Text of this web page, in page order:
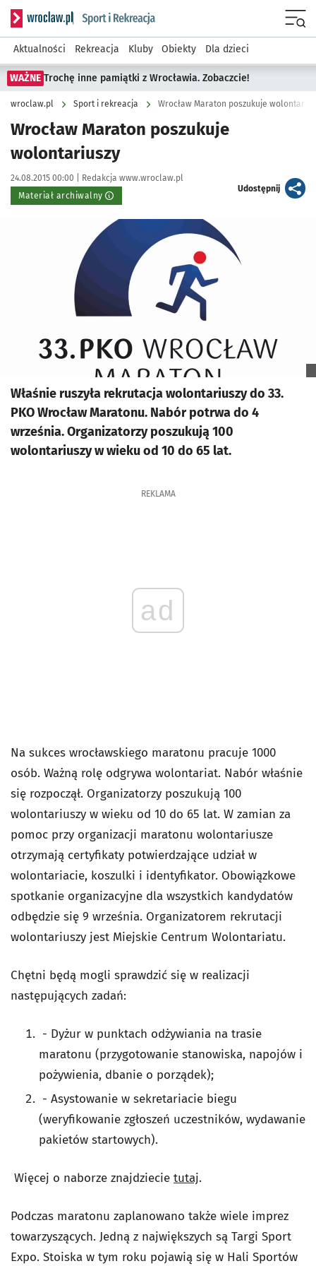
Serwis informacyjny wroclaw.pl podserwis: Sport i rekreacja
Aktualności Rekreacja Kluby Obiekty Dla dzieci
WAŻNE Trochę inne pamiątki z Wrocławia. Zobaczcie!
wroclaw.pl Sport i rekreacja Wrocław Maraton poszukuje
Wrocław Maraton poszukuje
wolontariuszy
Data publikacji:
24.08.2015 00:00 | Autor:
Redakcja www.wroclaw.pl
Materiał archiwalny
Udostępnijartykuł
Kliknij, aby powiększyć
Właśnie ruszyła rekrutacja wolontariuszy do 33.
PKO Wrocław Maratonu. Nabór potrwa do 4
września. Organizatorzy poszukują 100
wolontariuszy w wieku od 10 do 65 lat.
REKLAMA
ad
Na sukces wrocławskiego maratonu pracuje 1000
osób. Ważną rolę odgrywa wolontariat. Nabór właśnie
się rozpoczął. Organizatorzy poszukują 100
wolontariuszy w wieku od 10 do 65 lat. W zamian za
pomoc przy organizacji maratonu wolontariusze
otrzymają certyfikaty potwierdzające udział w
wolontariacie, koszulki i identyfikator. Obowiązkowe
spotkanie organizacyjne dla wszystkich kandydatów
odbędzie się 9 września. Organizatorem rekrutacji
wolontariuszy jest Miejskie Centrum Wolontariatu.
Chętni będą mogli sprawdzić się w realizacji
następujących zadań:
- Dyżur w punktach odżywiania na trasie
maratonu (przygotowanie stanowiska, napojów i
pożywienia, dbanie o porządek);
- Asystowanie w sekretariacie biegu
(weryfikowanie zgłoszeń uczestników, wydawanie
pakietów startowych).
Więcej o naborze znajdziecie tutaj.
Podczas maratonu zaplanowano także wiele imprez
towarzyszących. Jedną z największych są Targi Sport
Expo. Stoiska w tym roku pojawią się w Hali Sportów